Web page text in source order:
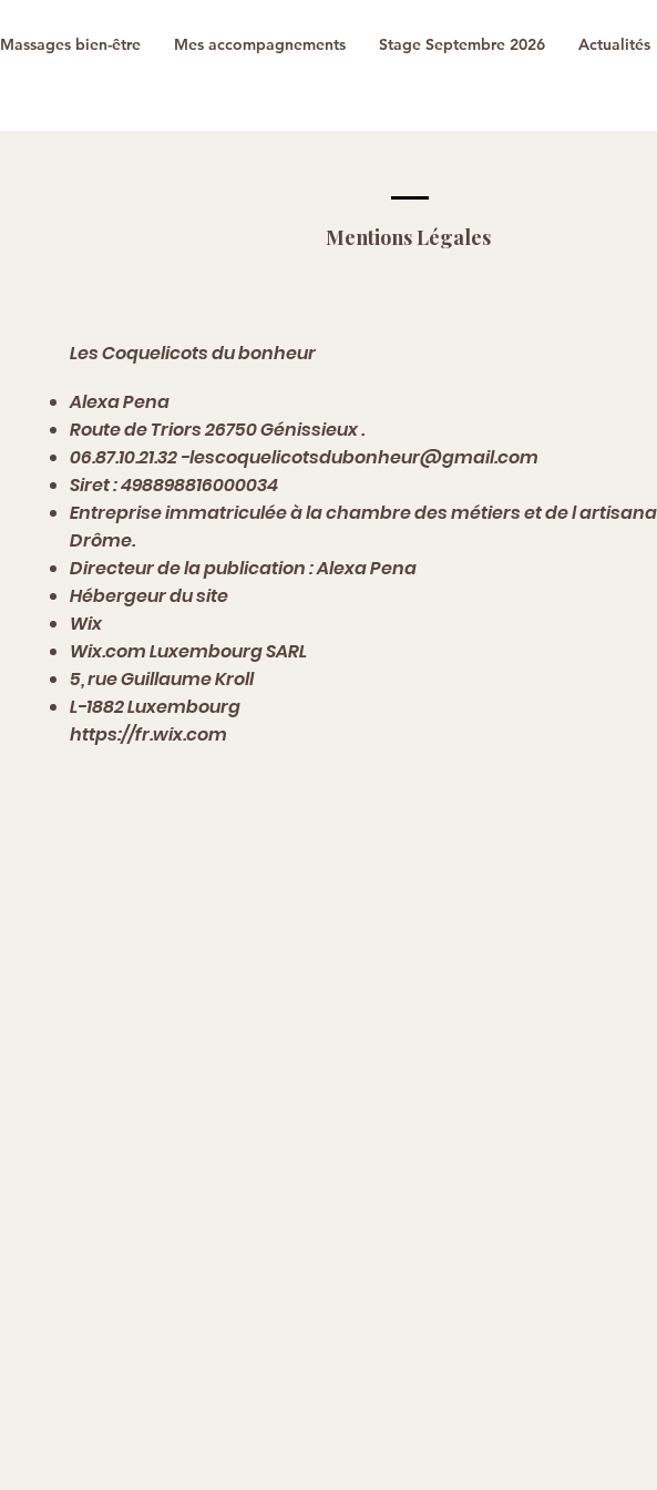
Massages bien-être Mes accompagnements Stage Septembre 2026 Actualités
Mentions Légales
Les Coquelicots du bonheur
Alexa Pena
Route de Triors 26750 Génissieux .
06.87.10.21.32 -lescoquelicotsdubonheur@gmail.com
Siret : 498898816000034
Entreprise immatriculée à la chambre des métiers et de l
Drôme.
Directeur de la publication : Alexa Pena
Hébergeur du site
Wix
Wix.com Luxembourg SARL
5, rue Guillaume Kroll
L-1882 Luxembourg
https://fr.wix.com